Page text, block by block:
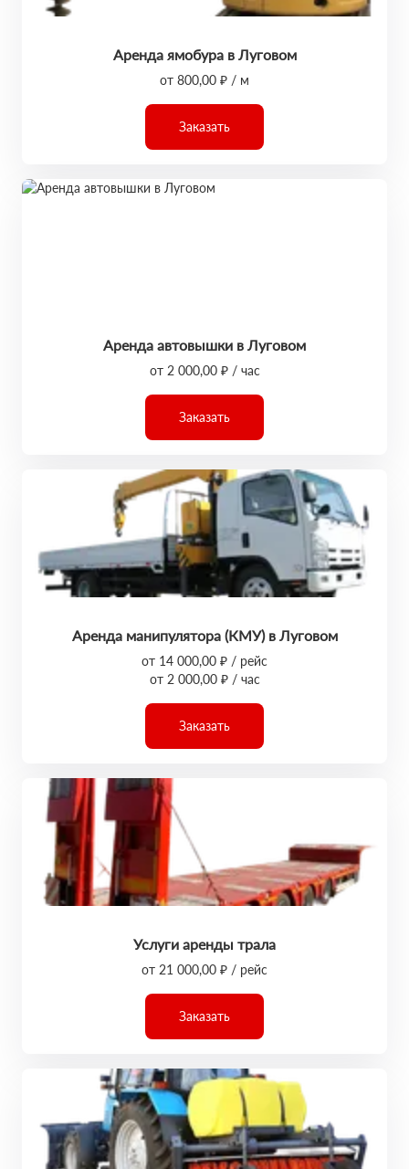
Аренда ямобура в Луговом
от 800,00 ₽ / м
Заказать
Аренда автовышки в Луговом
от 2 000,00 ₽ / час
Заказать
Аренда манипулятора (КМУ) в Луговом
от 14 000,00 ₽ / рейс
от 2 000,00 ₽ / час
Заказать
Услуги аренды трала
от 21 000,00 ₽ / рейс
Заказать